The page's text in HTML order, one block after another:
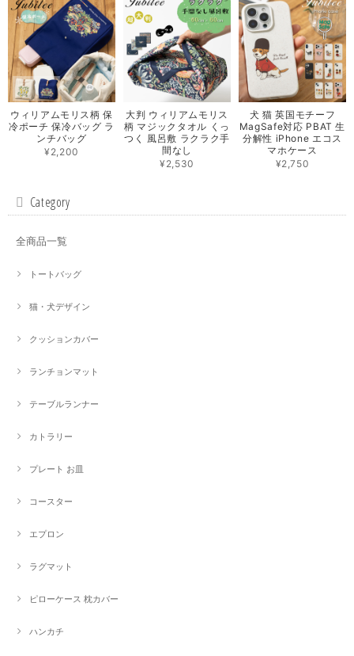
ウィリアムモリス柄 保
冷ポーチ 保冷バッグ ラ
ンチバッグ
¥2,200
大判 ウィリアムモリス
柄 マジックタオル くっ
つく 風呂敷 ラクラク手
間なし
¥2,530
犬 猫 英国モチーフ
MagSafe対応 PBAT 生
分解性 iPhone エコス
マホケース
¥2,750
Category
全商品一覧
トートバッグ
猫・犬デザイン
クッションカバー
ランチョンマット
テーブルランナー
カトラリー
プレート お皿
コースター
エプロン
ラグマット
ピローケース 枕カバー
ハンカチ